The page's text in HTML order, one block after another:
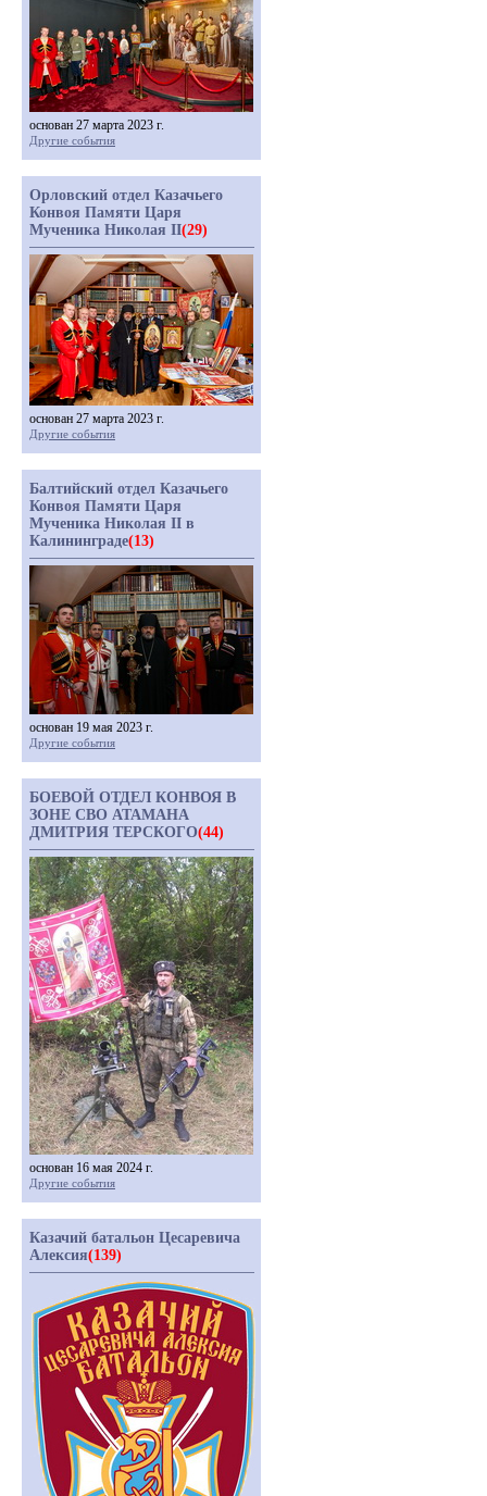
основан 27 марта 2023 г.
Другие события
Орловский отдел Казачьего
Конвоя Памяти Царя
Мученика Николая II(29)
основан 27 марта 2023 г.
Другие события
Балтийский отдел Казачьего
Конвоя Памяти Царя
Мученика Николая II в
Калининграде(13)
основан 19 мая 2023 г.
Другие события
БОЕВОЙ ОТДЕЛ КОНВОЯ В
ЗОНЕ СВО АТАМАНА
ДМИТРИЯ ТЕРСКОГО(44)
основан 16 мая 2024 г.
Другие события
Казачий батальон Цесаревича
Алексия(139)